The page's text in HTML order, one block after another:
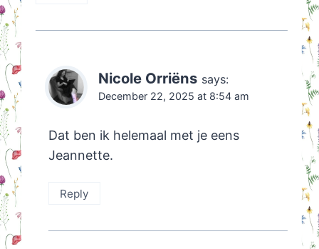
Nicole Orriëns says:
December 22, 2025 at 8:54 am
Dat ben ik helemaal met je eens
Jeannette.
Reply